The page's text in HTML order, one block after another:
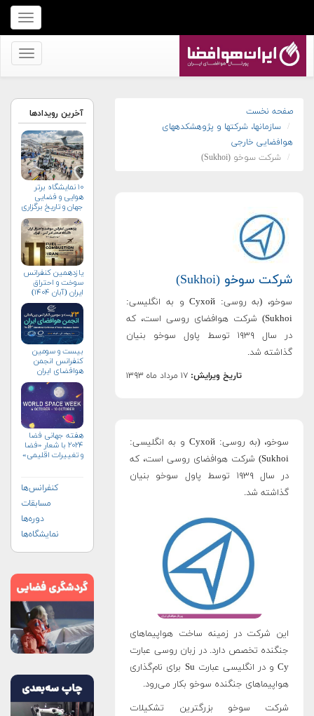
برای
نمایش
منو
برای
کنید
صفحه نخست
سازمان‏ها، شرکت‏ها و پژوهشکده‏های
هوافضایی خارجی
شرکت سوخو (Sukhoi)
شرکت سوخو (Sukhoi)
سوخو، (به روسی: Сухой و به انگلیسی:
Sukhoi) شرکت هوافضای روسی است، که
در سال ۱۹۳۹ توسط پاول سوخو بنیان
گذاشته شد.
تاریخ ویرایش: ۱۷ مرداد ماه ۱۳۹۳
سوخو، (به روسی: Сухой و به انگلیسی:
Sukhoi) شرکت هوافضای روسی است، که
در سال ۱۹۳۹ توسط پاول سوخو بنیان
گذاشته شد.
این شرکت در زمینه ساخت هواپیماهای
جنگنده تخصص دارد. در زبان روسی عبارت
Су و در انگلیسی عبارت Su برای نام‌گذاری
هواپیماهای جنگنده سوخو بکار می‌رود.
شرکت سوخو بزرگترین تشکیلات
آخرین رویدادها
۱۰ نمایشگاه برتر
هوایی و فضایی
جهان و تاریخ برگزاری
آن‌ها
یازدهمین کنفرانس
سوخت و احتراق
ایران (آبان‌ ۱۴۰۴)
بیست و سومین
کنفرانس انجمن
هوافضای ايران
هفته جهانی فضا
۲۰۲۴ با شعار «فضا
و تغییرات اقلیمی»
کنفرانس‌ها
مسابقات
دوره‌ها
نمایشگاه‌ها